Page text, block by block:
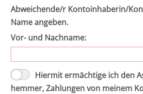
Abweichende/r Kontoinhaberin/
Name angeben.
Vor- und Nachname:
Hiermit ermächtige ich den
hemmer, Zahlungen von meinem